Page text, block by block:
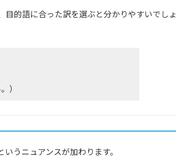
的語に合った訳を選ぶと分かりやすいでしょ
）
うニュアンスが加わります。